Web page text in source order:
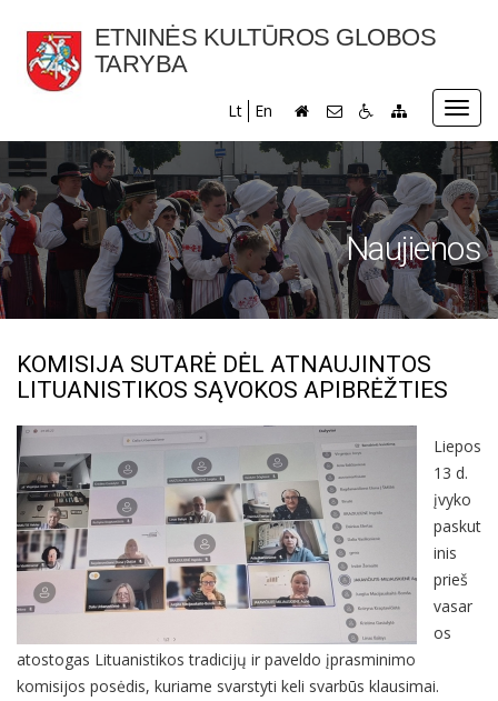
ETNINĖS KULTŪROS GLOBOS
TARYBA
Lt En
Naujienos
KOMISIJA SUTARĖ DĖL ATNAUJINTOS
LITUANISTIKOS SĄVOKOS APIBRĖŽTIES
Liepos
13 d.
įvyko
paskut
inis
prieš
vasar
os
atostogas Lituanistikos tradicijų ir paveldo įprasminimo
komisijos posėdis, kuriame svarstyti keli svarbūs klausimai.